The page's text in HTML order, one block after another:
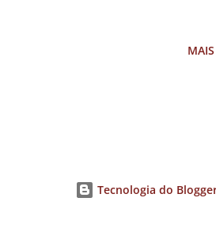
sobre as ações
Tecnologia do